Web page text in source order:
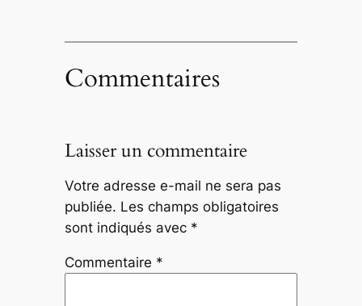
Commentaires
Laisser un commentaire
Votre adresse e-mail ne sera pas
publiée. Les champs obligatoires
sont indiqués avec *
Commentaire *